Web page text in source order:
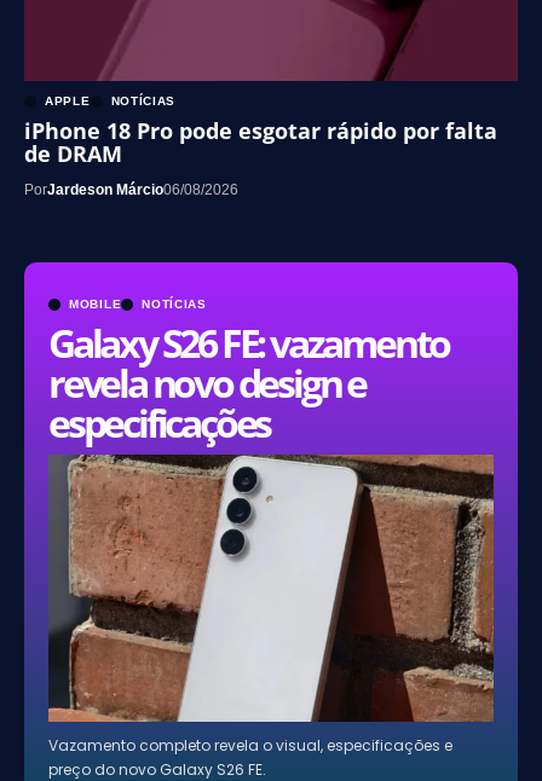
MOBILE NOTÍCIAS
Galaxy S26 FE: vazamento
revela novo design e
especificações
Vazamento completo revela o visual, especificações e
preço do novo Galaxy S26 FE.
APPLE NOTÍCIAS
iPhone 18 Pro pode esgotar rápido por falta
de DRAM
PorJardeson Márcio06/08/2026